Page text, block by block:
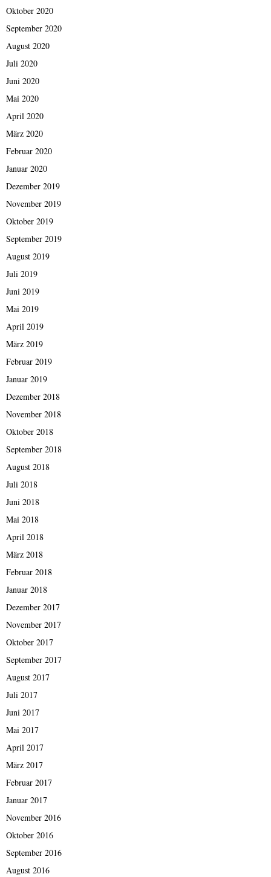
Oktober 2020
September 2020
August 2020
Juli 2020
Juni 2020
Mai 2020
April 2020
März 2020
Februar 2020
Januar 2020
Dezember 2019
November 2019
Oktober 2019
September 2019
August 2019
Juli 2019
Juni 2019
Mai 2019
April 2019
März 2019
Februar 2019
Januar 2019
Dezember 2018
November 2018
Oktober 2018
September 2018
August 2018
Juli 2018
Juni 2018
Mai 2018
April 2018
März 2018
Februar 2018
Januar 2018
Dezember 2017
November 2017
Oktober 2017
September 2017
August 2017
Juli 2017
Juni 2017
Mai 2017
April 2017
März 2017
Februar 2017
Januar 2017
November 2016
Oktober 2016
September 2016
August 2016